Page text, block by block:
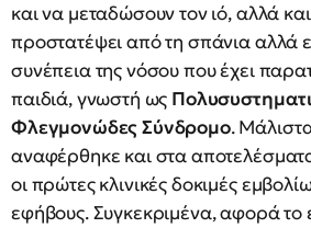
και να μεταδώσουν τον ιό, αλλά
προστατέψει από τη σπάνια αλλά
συνέπεια της νόσου που έχει
παιδιά, γνωστή ως
Φλεγμονώδες Σύνδρομο.
αναφέρθηκε και στα
οι πρώτες κλινικές δοκιμές
εφήβους. Συγκεκριμένα, αφορά το